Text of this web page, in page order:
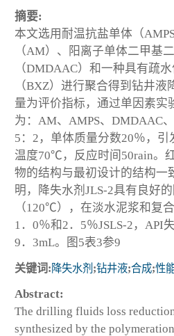
摘要:
本文选用耐温抗盐单体（
（AM）、阳离子单体二甲基
（DMDAAC）和一种具有疏
（BXZ）进行聚合得到钻井液
量为评价指标，通过单因素实
为：AM、AMPS、DMDAAC
5：2，单体质量分数20％，
温度70℃，反应时间50rain。
物的结构与最初设计的结构一
明，降失水剂JLS-2具有良好
（120℃），在淡水泥浆和复
1．0％和2．5％JSLS-2，API
9．3mL。图5表3参9
关键词:降失水剂 ;钻井液;合成;性
Abstract:
The drilling fluids loss
synthesized by the